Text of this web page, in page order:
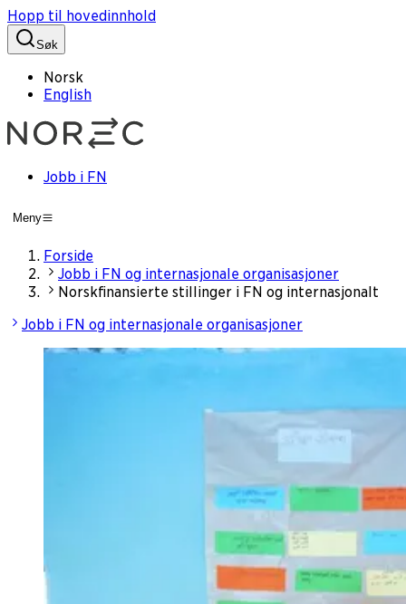
Hopp til hovedinnhold
Søk
Norsk
English
Jobb i FN
Meny
Forside
Jobb i FN og internasjonale organisasjoner
Norskfinansierte stillinger i FN og internasjonalt
Jobb i FN og internasjonale organisasjoner